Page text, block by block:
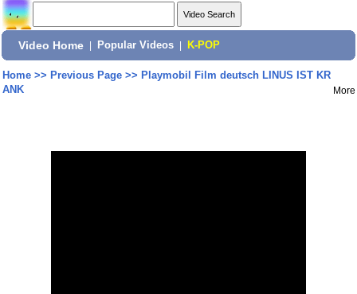
Video Home Popular Videos K-POP
Home>> Previous Page>> Playmobil Film deutsch LINUS IST KR
ANK
More